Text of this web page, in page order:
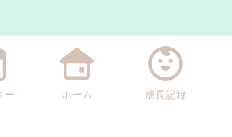
ー ホーム 成長記録